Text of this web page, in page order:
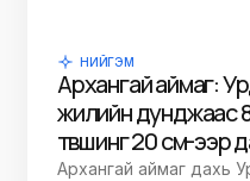
НИЙГЭМ
Архангай аймаг:
жилийн дунджаас
түвшинг 20 см-ээр
Архангай аймаг дахь